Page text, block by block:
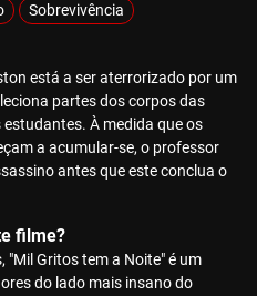
Sobrevivência
está a ser aterrorizado por um
partes dos corpos das
À medida que os
a acumular-se, o professor
antes que este conclua o
filme?
"Mil Gritos tem a Noite" é um
do lado mais insano do